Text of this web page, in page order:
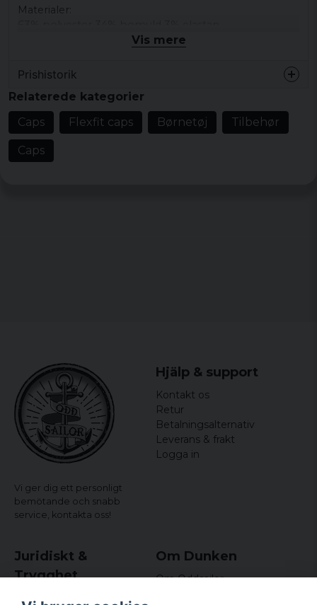
Materialer:
Vis mere
Prishistorik
Relaterede kategorier
Caps
Flexfit caps Børnetøj Tilbehør
Caps
Vi ger dig ett personligt
bemötande och snabb
service, kontakta oss!
Hjälp & support
Kontakt os
Retur
Betalningsalternativ
Leverans & frakt
Logga in
Juridiskt &
Trygghet
Købs- og leveringsvilkår
Om Dunken
Om Oddsailor